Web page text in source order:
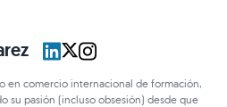
en comercio internacional de formación,
su pasión (incluso obsesión) desde que